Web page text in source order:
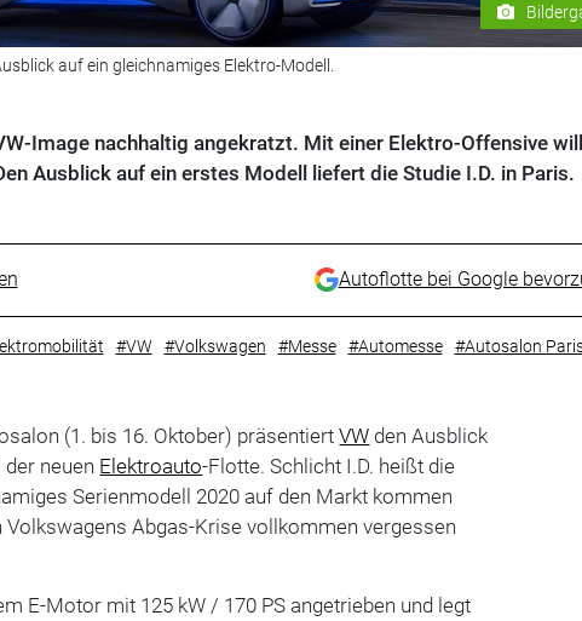
auf ein gleichnamiges Elektro-Modell.
Image nachhaltig angekratzt. Mit einer Elektro-Offensive
Ausblick auf ein erstes Modell liefert die Studie I.D. in Paris.
Autoflotte bei Google
#VW #Volkswagen #Messe #Automesse
#Autosalon
(1. bis 16. Oktober) präsentiertVW den Ausblick
neuen Elektroauto-Flotte. Schlicht I.D. heißt die
Serienmodell 2020 auf den Markt kommen
Volkswagens Abgas-Krise vollkommen vergessen
E-Motor mit 125 kW / 170 PS angetrieben und legt